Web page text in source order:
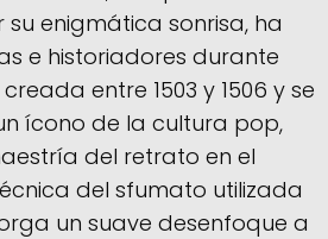
enigmática sonrisa, ha
e historiadores durante
entre 1503 y 1506 y se
ícono de la cultura pop,
del retrato en el
del sfumato utilizada
un suave desenfoque a